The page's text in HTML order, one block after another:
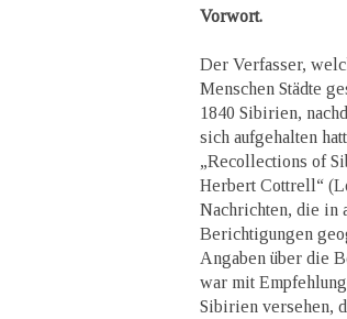
Vorwort.
Der Verfasser,
Menschen Städte
1840 Sibirien,
sich aufgehalten
„Recollections of
Herbert Cottrell“
Nachrichten, die in
Berichtigungen
Angaben über die
war mit
Sibirien versehen,